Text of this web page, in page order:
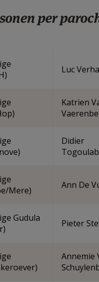
per
Luc
Katrien
Didier
Mere)
Ann De
Gudula
Pieter
Annemie